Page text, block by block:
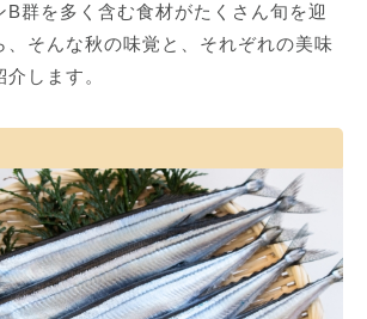
B群を多く含む食材がたくさん旬を迎
、そんな秋の味覚と、それぞれの美味
します。